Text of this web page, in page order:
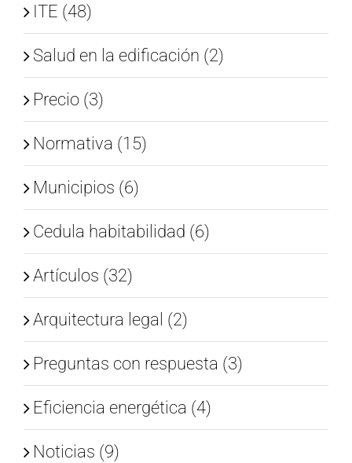
ITE (48)
Salud en la edificación (2)
Precio (3)
Normativa (15)
Municipios (6)
Cedula habitabilidad (6)
Artículos (32)
Arquitectura legal (2)
Preguntas con respuesta (3)
Eficiencia energética (4)
Noticias (9)